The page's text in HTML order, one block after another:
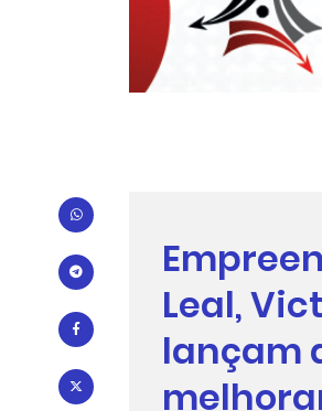
Leal,
lançam